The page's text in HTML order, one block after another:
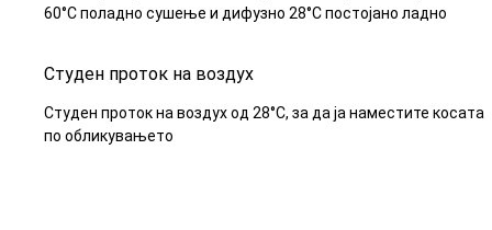
60°C поладно сушење и дифузно 28°C постојано ладно
Студен проток на воздух
Студен проток на воздух од 28°C, за да ја наместите косата
по обликувањето